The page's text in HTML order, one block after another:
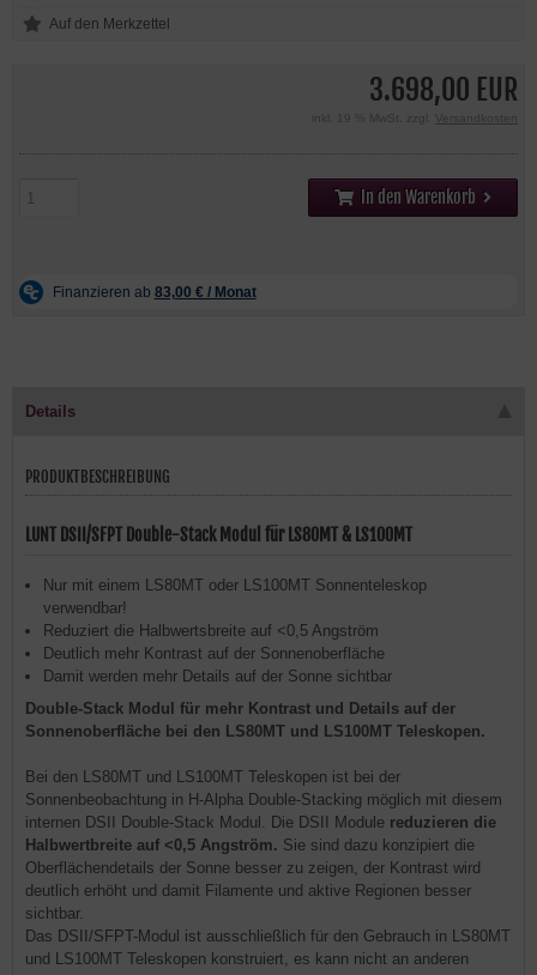
3.698,00 EUR
inkl. 19 % MwSt. zzgl. Versandkosten
In den Warenkorb
Details
PRODUKTBESCHREIBUNG
LUNT DSII/SFPT Double-Stack Modul für LS80MT & LS100MT
Nur mit einem LS80MT oder LS100MT Sonnenteleskop
verwendbar!
Reduziert die Halbwertsbreite auf <0,5 Angström
Deutlich mehr Kontrast auf der Sonnenoberfläche
Damit werden mehr Details auf der Sonne sichtbar
​Double-Stack Modul für mehr Kontrast und Details auf der
Sonnenoberfläche bei den LS80MT und LS100MT Teleskopen.
Bei den LS80MT und LS100MT Teleskopen ist bei der
Sonnenbeobachtung in H-Alpha Double-Stacking möglich mit diesem
internen DSII Double-Stack Modul. Die DSII Module reduzieren die
Halbwertbreite auf <0,5 Angström. Sie sind dazu konzipiert die
Oberflächendetails der Sonne besser zu zeigen, der Kontrast wird
deutlich erhöht und damit Filamente und aktive Regionen besser
sichtbar.
Das DSII/SFPT-Modul ist ausschließlich für den Gebrauch in LS80MT
und LS100MT Teleskopen konstruiert, es kann nicht an anderen